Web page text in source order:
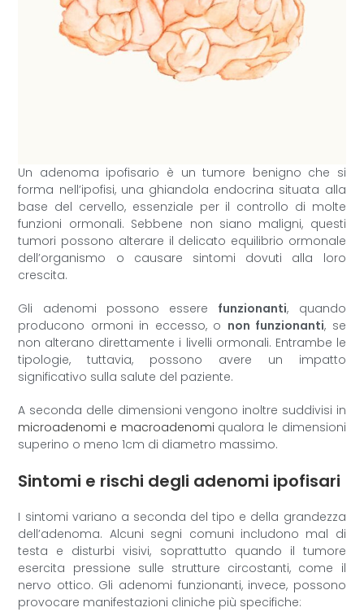
Un adenoma ipofisario è un tumore benigno che si
forma nell’ipofisi, una ghiandola endocrina situata alla
base del cervello, essenziale per il controllo di molte
funzioni ormonali. Sebbene non siano maligni, questi
tumori possono alterare il delicato equilibrio ormonale
dell’organismo o causare sintomi dovuti alla loro
crescita.
Gli adenomi possono essere funzionanti, quando
producono ormoni in eccesso, o non funzionanti, se
non alterano direttamente i livelli ormonali. Entrambe le
tipologie, tuttavia, possono avere un impatto
significativo sulla salute del paziente.
A seconda delle dimensioni vengono inoltre suddivisi in
microadenomi e macroadenomi qualora le dimensioni
superino o meno 1cm di diametro massimo.
Sintomi e rischi degli adenomi ipofisari
I sintomi variano a seconda del tipo e della grandezza
dell’adenoma. Alcuni segni comuni includono mal di
testa e disturbi visivi, soprattutto quando il tumore
esercita pressione sulle strutture circostanti, come il
nervo ottico. Gli adenomi funzionanti, invece, possono
provocare manifestazioni cliniche più specifiche: